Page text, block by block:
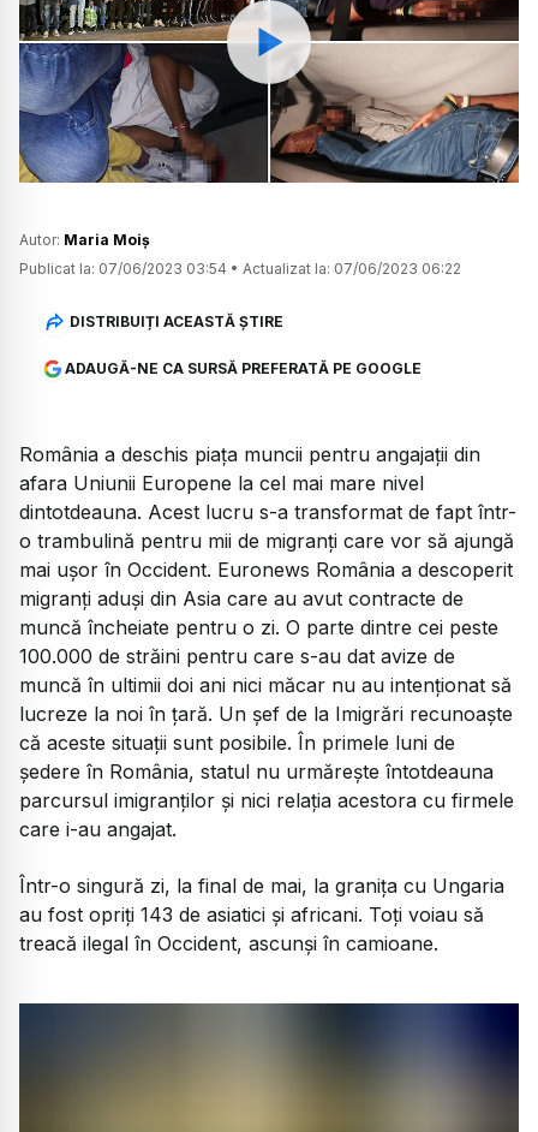
Watch
Autor: Maria Moiș
Publicat la: 07/06/2023 03:54 • Actualizat la: 07/06/2023 06:22
DISTRIBUIȚI ACEASTĂ ȘTIRE
ADAUGĂ-NE CA SURSĂ PREFERATĂ PE GOOGLE
România a deschis piața muncii pentru angajații din
afara Uniunii Europene la cel mai mare nivel
dintotdeauna. Acest lucru s-a transformat de fapt într-
o trambulină pentru mii de migranți care vor să ajungă
mai ușor în Occident. Euronews România a descoperit
migranți aduși din Asia care au avut contracte de
muncă încheiate pentru o zi. O parte dintre cei peste
100.000 de străini pentru care s-au dat avize de
muncă în ultimii doi ani nici măcar nu au intenționat să
lucreze la noi în țară. Un șef de la Imigrări recunoaște
că aceste situații sunt posibile. În primele luni de
ședere în România, statul nu urmărește întotdeauna
parcursul imigranților și nici relația acestora cu firmele
care i-au angajat.
Într-o singură zi, la final de mai, la granița cu Ungaria
au fost opriți 143 de asiatici și africani. Toți voiau să
treacă ilegal în Occident, ascunși în camioane.